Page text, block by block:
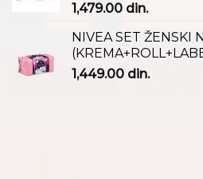
1,479.00 din.
NIVEA SET ŽENSKI
1,449.00 din.